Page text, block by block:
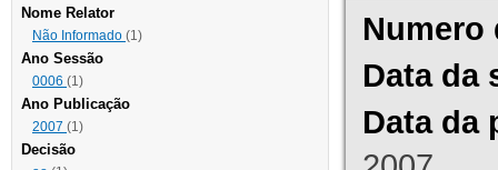
Nome Relator
Não Informado (1)
Ano Sessão
0006 (1)
Ano Publicação
2007 (1)
Decisão
Numero
Data da
Data da